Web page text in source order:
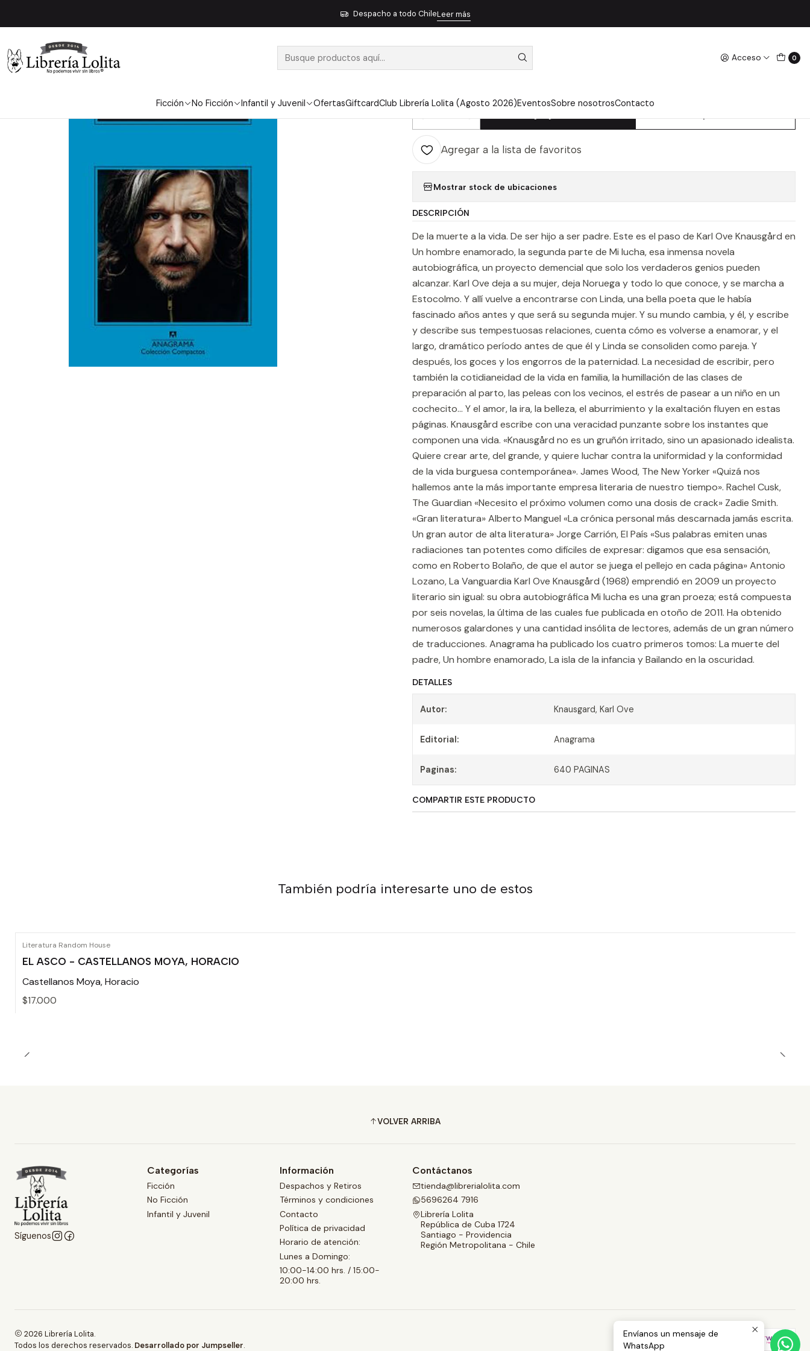
Acceso 0
Ficción No Ficción Infantil y Juvenil OfertasGiftcardClub Librería Lolita (Agosto 2026)EventosSobre nosotrosContacto
Despacho a todo ChileLeer más
Mi Lucha 2 Un Hombre Enamorado (C) - Knausgard, Karl Ove
MI LUCHA 2 UN HOMBRE ENAMORADO
Cantidad
Agregar a la lista de favoritos
Mostrar stock de ubicaciones
DESCRIPCIÓN
De la muerte a la vida. De ser hijo a ser padre. Este es el paso de Karl Ove Knausgård en
Un hombre enamorado, la segunda parte de Mi lucha, esa inmensa novela
autobiográfica, un proyecto demencial que solo los verdaderos genios pueden
alcanzar. Karl Ove deja a su mujer, deja Noruega y todo lo que conoce, y se marcha a
Estocolmo. Y allí vuelve a encontrarse con Linda, una bella poeta que le había
fascinado años antes y que será su segunda mujer. Y su mundo cambia, y él, y escribe
y describe sus tempestuosas relaciones, cuenta cómo es volverse a enamorar, y el
largo, dramático período antes de que él y Linda se consoliden como pareja. Y
después, los goces y los engorros de la paternidad. La necesidad de escribir, pero
también la cotidianeidad de la vida en familia, la humillación de las clases de
preparación al parto, las peleas con los vecinos, el estrés de pasear a un niño en un
cochecito... Y el amor, la ira, la belleza, el aburrimiento y la exaltación fluyen en estas
páginas. Knausgård escribe con una veracidad punzante sobre los instantes que
componen una vida. «Knausgård no es un gruñón irritado, sino un apasionado idealista.
Quiere crear arte, del grande, y quiere luchar contra la uniformidad y la conformidad
de la vida burguesa contemporánea». James Wood, The New Yorker «Quizá nos
hallemos ante la más importante empresa literaria de nuestro tiempo». Rachel Cusk,
The Guardian «Necesito el próximo volumen como una dosis de crack» Zadie Smith.
«Gran literatura» Alberto Manguel «La crónica personal más descarnada jamás escrita.
Un gran autor de alta literatura» Jorge Carrión, El País «Sus palabras emiten unas
radiaciones tan potentes como difíciles de expresar: digamos que esa sensación,
como en Roberto Bolaño, de que el autor se juega el pellejo en cada página» Antonio
Lozano, La Vanguardia Karl Ove Knausgård (1968) emprendió en 2009 un proyecto
literario sin igual: su obra autobiográfica Mi lucha es una gran proeza; está compuesta
por seis novelas, la última de las cuales fue publicada en otoño de 2011. Ha obtenido
numerosos galardones y una cantidad insólita de lectores, además de un gran número
de traducciones. Anagrama ha publicado los cuatro primeros tomos: La muerte del
padre, Un hombre enamorado, La isla de la infancia y Bailando en la oscuridad.
DETALLES
Autor: Knausgard, Karl Ove
Editorial: Anagrama
Paginas: 640 PAGINAS
COMPARTIR ESTE PRODUCTO
También podría interesarte uno de estos
Literatura Random House
EL ASCO - CASTELLANOS MOYA, HORACIO
Castellanos Moya, Horacio
$17.000
VOLVER ARRIBA
Síguenos
Categorías
Ficción
No Ficción
Infantil y Juvenil
Información
Despachos y Retiros
Términos y condiciones
Contacto
Política de privacidad
Horario de atención:
Lunes a Domingo:
10:00-14:00 hrs. / 15:00-
20:00 hrs.
Contáctanos
tienda@librerialolita.com
5696264 7916
Librería Lolita
República de Cuba 1724
Santiago - Providencia
Región Metropolitana - Chile
2026 Librería Lolita.
Todos los derechos reservados. Desarrollado por Jumpseller.
Envíanos un mensaje de
WhatsApp